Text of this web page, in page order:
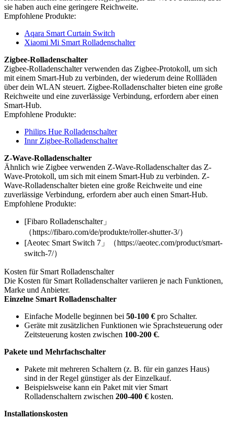
sie haben auch eine geringere Reichweite.
Empfohlene Produkte:
Aqara Smart Curtain Switch
Xiaomi Mi Smart Rolladenschalter
Zigbee-Rolladenschalter
Zigbee-Rolladenschalter verwenden das Zigbee-Protokoll, um sich
mit einem Smart-Hub zu verbinden, der wiederum deine Rollläden
über dein WLAN steuert. Zigbee-Rolladenschalter bieten eine große
Reichweite und eine zuverlässige Verbindung, erfordern aber einen
Smart-Hub.
Empfohlene Produkte:
Philips Hue Rolladenschalter
Innr Zigbee-Rolladenschalter
Z-Wave-Rolladenschalter
Ähnlich wie Zigbee verwenden Z-Wave-Rolladenschalter das Z-
Wave-Protokoll, um sich mit einem Smart-Hub zu verbinden. Z-
Wave-Rolladenschalter bieten eine große Reichweite und eine
zuverlässige Verbindung, erfordern aber auch einen Smart-Hub.
Empfohlene Produkte:
[Fibaro Rolladenschalter」
（https://fibaro.com/de/produkte/roller-shutter-3/）
[Aeotec Smart Switch 7」（https://aeotec.com/product/smart-
switch-7/）
Kosten für Smart Rolladenschalter
Die Kosten für Smart Rolladenschalter variieren je nach Funktionen,
Marke und Anbieter.
Einzelne Smart Rolladenschalter
Einfache Modelle beginnen bei 50-100 € pro Schalter.
Geräte mit zusätzlichen Funktionen wie Sprachsteuerung oder
Zeitsteuerung kosten zwischen 100-200 €.
Pakete und Mehrfachschalter
Pakete mit mehreren Schaltern (z. B. für ein ganzes Haus)
sind in der Regel günstiger als der Einzelkauf.
Beispielsweise kann ein Paket mit vier Smart
Rolladenschaltern zwischen 200-400 € kosten.
Installationskosten